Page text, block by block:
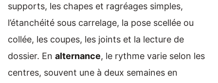
supports, les chapes et ragréages simples,
l’étanchéité sous carrelage, la pose scellée ou
collée, les coupes, les joints et la lecture de
dossier. En alternance, le rythme varie selon les
centres, souvent une à deux semaines en